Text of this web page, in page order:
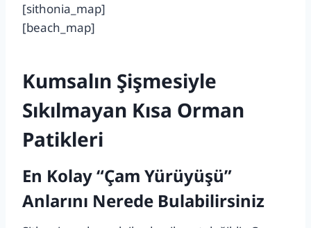
[sithonia_map]
[beach_map]
Kumsalın Şişmesiyle
Sıkılmayan Kısa Orman
Patikleri
En Kolay “Çam Yürüyüşü”
Anlarını Nerede Bulabilirsiniz